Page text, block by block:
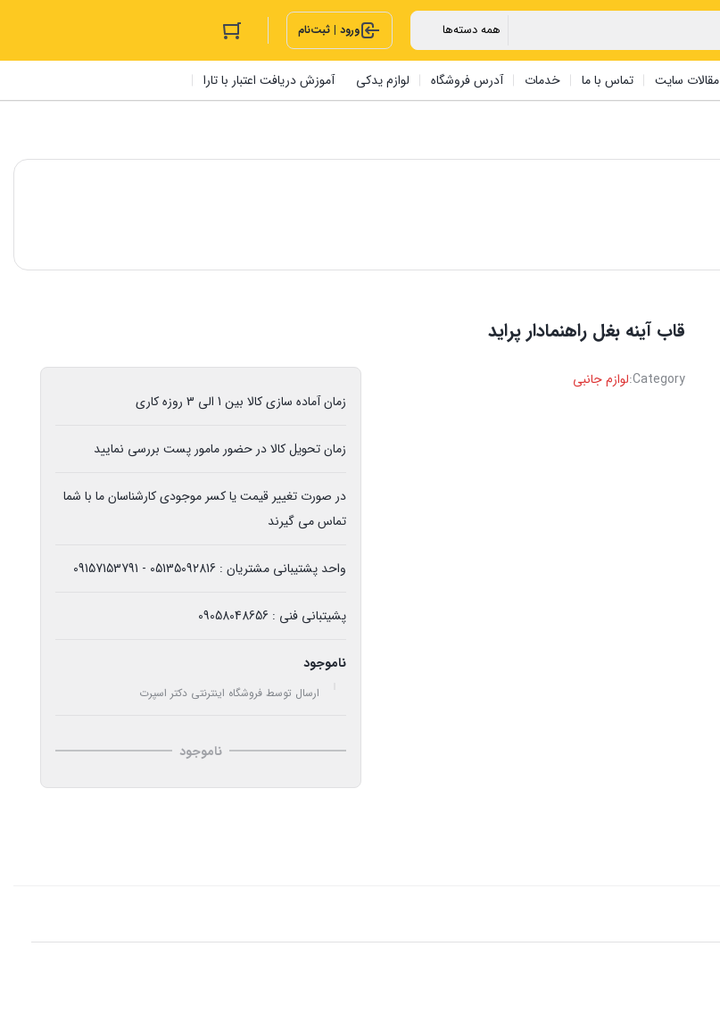
ورود | ثبت‌نام
مقالات سایت تماس با ما خدمات آدرس فروشگاه لوازم یدکی آموزش دریافت اعتبار با تارا
قاب آینه بغل راهنمادار پراید
Category: لوازم جانبی
زمان آماده سازی کالا بین 1 الی 3 روزه کاری
زمان تحویل کالا در حضور مامور پست بررسی نمایید
در صورت تغییر قیمت یا کسر موجودی کارشناسان ما با شما
تماس می گیرند
واحد پشتیبانی مشتریان : 05135092816 - 09157153791
پشیتبانی فنی : 09058048656
ناموجود
ارسال توسط فروشگاه اینترنتی دکتر اسپرت
ناموجود